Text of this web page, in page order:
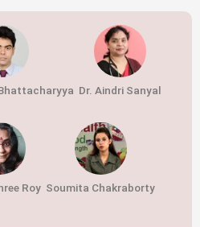
Dr. Aindri Sanyal
Roy Soumita Chakraborty